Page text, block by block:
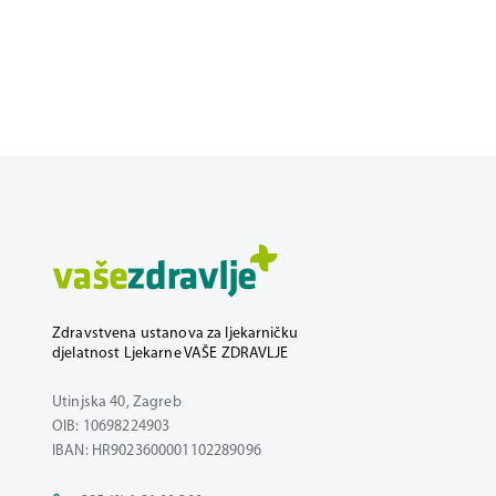
Zdravstvena ustanova za ljekarničku
djelatnost Ljekarne VAŠE ZDRAVLJE
Utinjska 40, Zagreb
OIB: 10698224903
IBAN: HR9023600001102289096